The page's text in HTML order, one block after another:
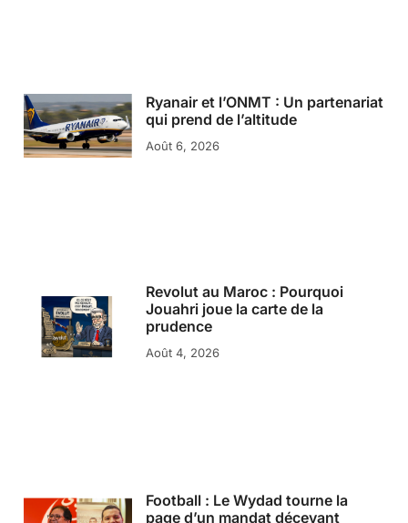
Ryanair et l’ONMT : Un partenariat
qui prend de l’altitude
Août 6, 2026
Revolut au Maroc : Pourquoi
Jouahri joue la carte de la
prudence
Août 4, 2026
Football : Le Wydad tourne la
page d’un mandat décevant